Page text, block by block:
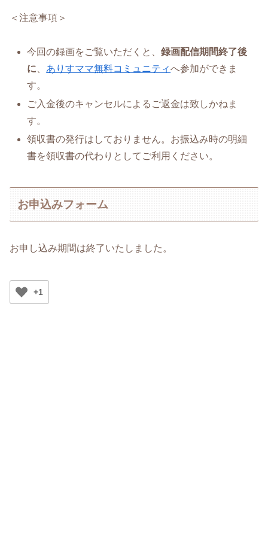
＜注意事項＞
今回の録画をご覧いただくと、録画配信期間終了後
に
ありすママ無料コミュニティへ参加ができま
す。
ご入金後のキャンセルによるご返金は致しかねま
す。
領収書の発行はしておりません。お振込み時の明細
書を領収書の代わりとしてご利用ください。
お申込みフォーム
お申し込み期間は終了いたしました。
+1